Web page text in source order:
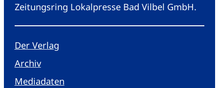
Zeitungsring Lokalpresse Bad Vilbel GmbH.
Der Verlag
Archiv
Mediadaten